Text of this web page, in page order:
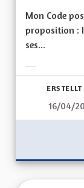
Mon Code
proposition :
ses...
16/04/